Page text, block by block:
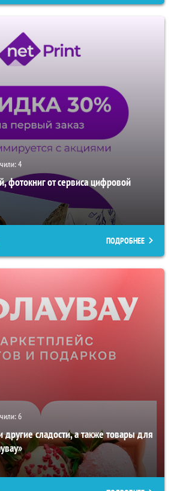
4
фотокниг от сервиса цифровой
ПОДРОБНЕЕ
6
сладости, а также товары для